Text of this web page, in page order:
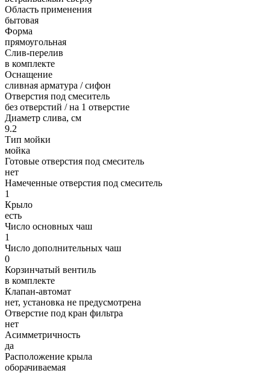
Область применения
бытовая
Форма
прямоугольная
Слив-перелив
в комплекте
Оснащение
сливная арматура / сифон
Отверстия под смеситель
без отверстий / на 1 отверстие
Диаметр слива, см
9.2
Тип мойки
мойка
Готовые отверстия под смеситель
нет
Намеченные отверстия под смеситель
1
Крыло
есть
Число основных чаш
1
Число дополнительных чаш
0
Корзинчатый вентиль
в комплекте
Клапан-автомат
нет, установка не предусмотрена
Отверстие под кран фильтра
нет
Асимметричность
да
Расположение крыла
оборачиваемая